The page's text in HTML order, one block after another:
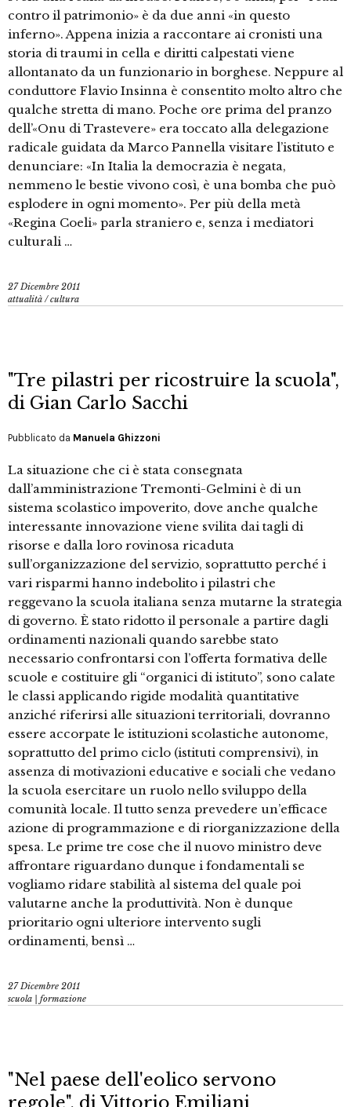
contro il patrimonio» è da due anni «in questo
inferno». Appena inizia a raccontare ai cronisti una
storia di traumi in cella e diritti calpestati viene
allontanato da un funzionario in borghese. Neppure al
conduttore Flavio Insinna è consentito molto altro che
qualche stretta di mano. Poche ore prima del pranzo
dell’«Onu di Trastevere» era toccato alla delegazione
radicale guidata da Marco Pannella visitare l’istituto e
denunciare: «In Italia la democrazia è negata,
nemmeno le bestie vivono così, è una bomba che può
esplodere in ogni momento». Per più della metà
«Regina Coeli» parla straniero e, senza i mediatori
culturali …
27 Dicembre 2011
attualità /cultura
"Tre pilastri per ricostruire la scuola",
di Gian Carlo Sacchi
Pubblicato da Manuela Ghizzoni
La situazione che ci è stata consegnata
dall’amministrazione Tremonti-Gelmini è di un
sistema scolastico impoverito, dove anche qualche
interessante innovazione viene svilita dai tagli di
risorse e dalla loro rovinosa ricaduta
sull’organizzazione del servizio, soprattutto perché i
vari risparmi hanno indebolito i pilastri che
reggevano la scuola italiana senza mutarne la strategia
di governo. È stato ridotto il personale a partire dagli
ordinamenti nazionali quando sarebbe stato
necessario confrontarsi con l’offerta formativa delle
scuole e costituire gli “organici di istituto”, sono calate
le classi applicando rigide modalità quantitative
anziché riferirsi alle situazioni territoriali, dovranno
essere accorpate le istituzioni scolastiche autonome,
soprattutto del primo ciclo (istituti comprensivi), in
assenza di motivazioni educative e sociali che vedano
la scuola esercitare un ruolo nello sviluppo della
comunità locale. Il tutto senza prevedere un’efficace
azione di programmazione e di riorganizzazione della
spesa. Le prime tre cose che il nuovo ministro deve
affrontare riguardano dunque i fondamentali se
vogliamo ridare stabilità al sistema del quale poi
valutarne anche la produttività. Non è dunque
prioritario ogni ulteriore intervento sugli
ordinamenti, bensì …
27 Dicembre 2011
scuola | formazione
"Nel paese dell'eolico servono